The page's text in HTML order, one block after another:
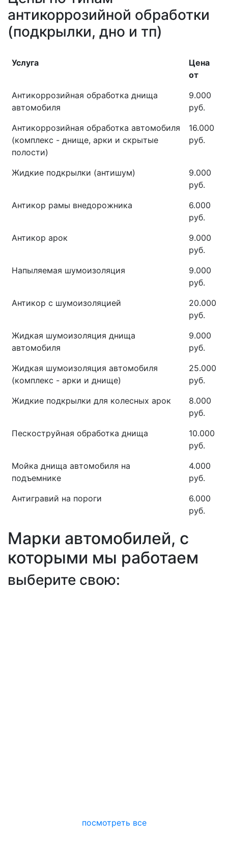
антикоррозийной обработки
(подкрылки, дно и тп)
Услуга
Цена
от
Антикоррозийная обработка днища
автомобиля
9.000
руб.
Антикоррозийная обработка автомобиля
(комплекс - днище, арки и скрытые
полости)
16.000
руб.
Жидкие подкрылки (антишум)
9.000
руб.
Антикор рамы внедорожника
6.000
руб.
Антикор арок
9.000
руб.
Напыляемая шумоизоляция
9.000
руб.
Антикор с шумоизоляцией
20.000
руб.
Жидкая шумоизоляция днища
автомобиля
9.000
руб.
Жидкая шумоизоляция автомобиля
(комплекс - арки и днище)
25.000
руб.
Жидкие подкрылки для колесных арок
8.000
руб.
Пескоструйная обработка днища
10.000
руб.
Мойка днища автомобиля на
подъемнике
4.000
руб.
Антигравий на пороги
6.000
руб.
Марки автомобилей, с
которыми мы работаем
выберите свою:
посмотреть все